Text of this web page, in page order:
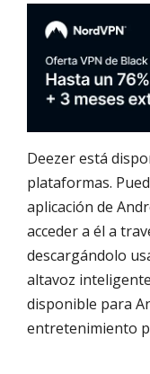
Deezer está
plataformas.
aplicación de
acceder a él a
descargándolo
altavoz
disponible para
entretenimiento